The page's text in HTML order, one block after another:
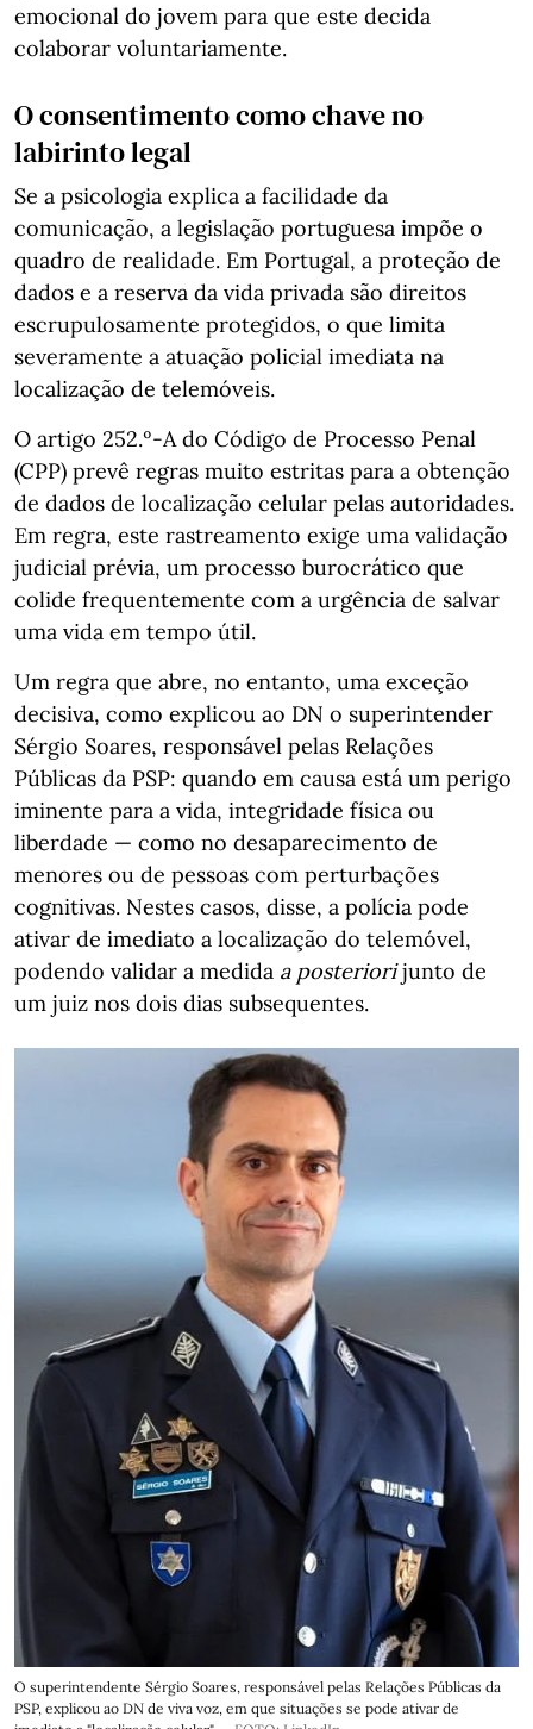
emocional do jovem para que este decida
colaborar voluntariamente.
O consentimento como chave no
labirinto legal
Se a psicologia explica a facilidade da
comunicação, a legislação portuguesa impõe o
quadro de realidade. Em Portugal, a proteção de
dados e a reserva da vida privada são direitos
escrupulosamente protegidos, o que limita
severamente a atuação policial imediata na
localização de telemóveis.
O artigo 252.º‑A do Código de Processo Penal
(CPP) prevê regras muito estritas para a obtenção
de dados de localização celular pelas autoridades.
Em regra, este rastreamento exige uma validação
judicial prévia, um processo burocrático que
colide frequentemente com a urgência de salvar
uma vida em tempo útil.
Um regra que abre, no entanto, uma exceção
decisiva, como explicou ao DN o superintender
Sérgio Soares, responsável pelas Relações
Públicas da PSP: quando em causa está um perigo
iminente para a vida, integridade física ou
liberdade — como no desaparecimento de
menores ou de pessoas com perturbações
cognitivas. Nestes casos, disse, a polícia pode
ativar de imediato a localização do telemóvel,
podendo validar a medida a posteriorijunto de
um juiz nos dois dias subsequentes.
O superintendente Sérgio Soares, responsável pelas Relações Públicas da
PSP, explicou ao DN de viva voz, em que situações se pode ativar de